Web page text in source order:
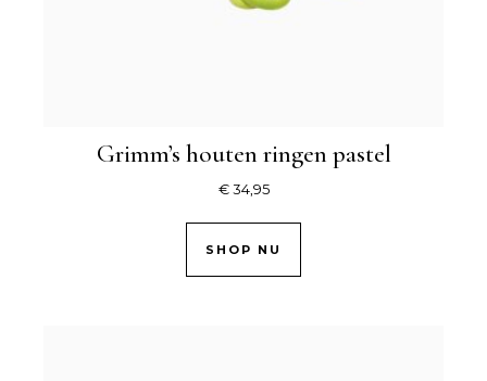
Grimm’s houten ringen pastel
€34,95
SHOP NU